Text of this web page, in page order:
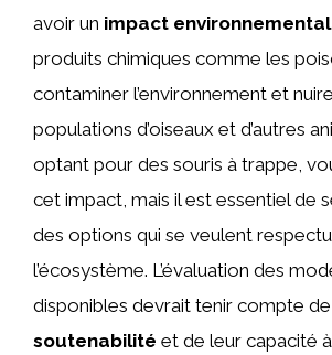
avoir un impact environnemental
produits chimiques comme les
contaminer l’environnement et
populations d’oiseaux et d’autres
optant pour des souris à trappe,
cet impact, mais il est essentiel de
des options qui se veulent
l’écosystème. L’évaluation des
disponibles devrait tenir compte
soutenabilité et de leur capacité